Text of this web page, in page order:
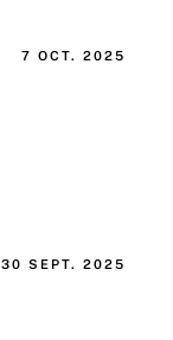
7 OCT. 2025
30 SEPT. 2025